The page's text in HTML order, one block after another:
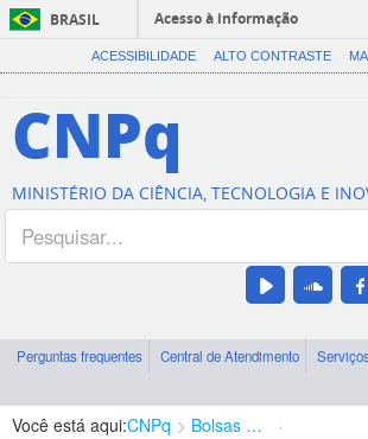
BRASIL
Acesso à informação
ACESSIBILIDADE ALTO CONTRASTE
CNPq
MINISTÉRIO DA CIÊNCIA, TECNOLOGIA E
Perguntas frequentes Central de Atendimento
Você está aqui:CNPq Bolsas e Auxílios Vigentes